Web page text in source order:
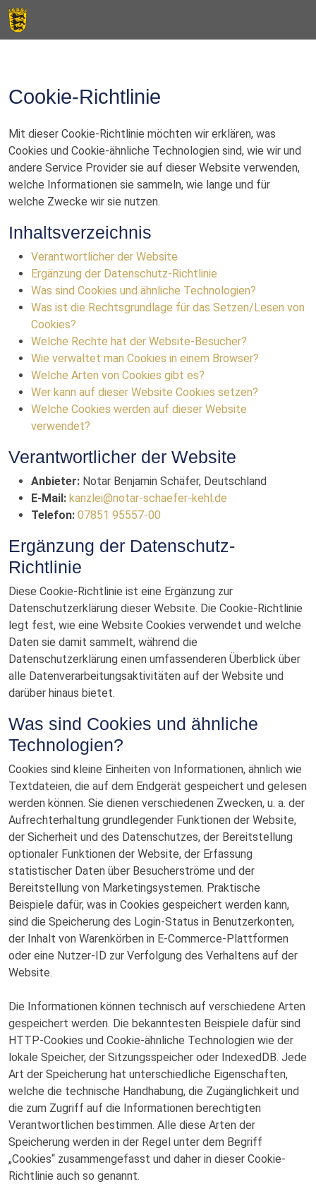
Cookie-Richtlinie
Mit dieser Cookie-Richtlinie möchten wir erklären, was
Cookies und Cookie-ähnliche Technologien sind, wie wir und
andere Service Provider sie auf dieser Website verwenden,
welche Informationen sie sammeln, wie lange und für
welche Zwecke wir sie nutzen.
Inhaltsverzeichnis
Verantwortlicher der Website
Ergänzung der Datenschutz-Richtlinie
Was sind Cookies und ähnliche Technologien?
Was ist die Rechtsgrundlage für das Setzen/Lesen von
Cookies?
Welche Rechte hat der Website-Besucher?
Wie verwaltet man Cookies in einem Browser?
Welche Arten von Cookies gibt es?
Wer kann auf dieser Website Cookies setzen?
Welche Cookies werden auf dieser Website
verwendet?
Verantwortlicher der Website
Anbieter: Notar Benjamin Schäfer, Deutschland
E-Mail: kanzlei@notar-schaefer-kehl.de
Telefon: 07851 95557-00
Ergänzung der Datenschutz-
Richtlinie
Diese Cookie-Richtlinie ist eine Ergänzung zur
Datenschutzerklärung dieser Website. Die Cookie-Richtlinie
legt fest, wie eine Website Cookies verwendet und welche
Daten sie damit sammelt, während die
Datenschutzerklärung einen umfassenderen Überblick über
alle Datenverarbeitungsaktivitäten auf der Website und
darüber hinaus bietet.
Was sind Cookies und ähnliche
Technologien?
Cookies sind kleine Einheiten von Informationen, ähnlich wie
Textdateien, die auf dem Endgerät gespeichert und gelesen
werden können. Sie dienen verschiedenen Zwecken, u. a. der
Aufrechterhaltung grundlegender Funktionen der Website,
der Sicherheit und des Datenschutzes, der Bereitstellung
optionaler Funktionen der Website, der Erfassung
statistischer Daten über Besucherströme und der
Bereitstellung von Marketingsystemen. Praktische
Beispiele dafür, was in Cookies gespeichert werden kann,
sind die Speicherung des Login-Status in Benutzerkonten,
der Inhalt von Warenkörben in E-Commerce-Plattformen
oder eine Nutzer-ID zur Verfolgung des Verhaltens auf der
Website.
Die Informationen können technisch auf verschiedene Arten
gespeichert werden. Die bekanntesten Beispiele dafür sind
HTTP-Cookies und Cookie-ähnliche Technologien wie der
lokale Speicher, der Sitzungsspeicher oder IndexedDB. Jede
Art der Speicherung hat unterschiedliche Eigenschaften,
welche die technische Handhabung, die Zugänglichkeit und
die zum Zugriff auf die Informationen berechtigten
Verantwortlichen bestimmen. Alle diese Arten der
Speicherung werden in der Regel unter dem Begriff
„Cookies“ zusammengefasst und daher in dieser Cookie-
Richtlinie auch so genannt.